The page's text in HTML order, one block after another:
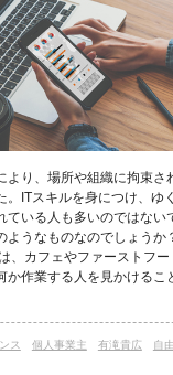
より、場所や組織に拘束さ
。ITスキルを身につけ、ゆ
ている人も多いのではない
ようなものなのでしょうか
、カフェやファーストフ
か作業する人を見かけるこ
場所に縛られずに働く人
とは、特定の職場を持た
ス 個人事業主 有滝貴広 自